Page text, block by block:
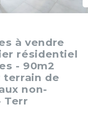
à vendre
résidentiel
- 90m2
terrain de
non-
Terr